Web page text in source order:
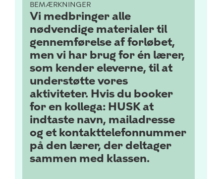
BEMÆRKNINGER
Vi medbringer alle
nødvendige materialer til
gennemførelse af forløbet,
men vi har brug for én lærer,
som kender eleverne, til at
understøtte vores
aktiviteter. Hvis du booker
for en kollega: HUSK at
indtaste navn, mailadresse
og et kontakttelefonnummer
på den lærer, der deltager
sammen med klassen.